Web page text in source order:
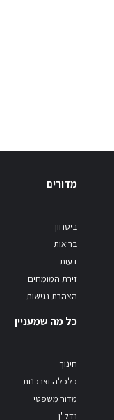
מדורים
ביטחון
בריאות
דעות
זירת המומחים
הצהרת נגישות
כל מה שמעניין
חינוך
כלכלה וצרכנות
מדור משפטי
נדל"ן